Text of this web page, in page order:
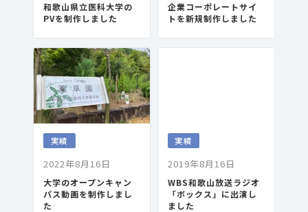
和歌山県立医科大学の
PVを制作しました
企業コーポレートサイ
トを新規制作しました
実績
2022年8月16日
大学のオープンキャン
パス動画を制作しまし
た
実績
2019年8月16日
WBS和歌山放送ラジオ
「ボックス」に出演し
ました